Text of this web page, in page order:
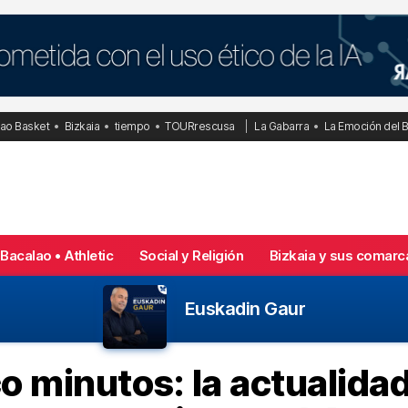
Basket Bizkaia tiempo TOURrescusa La Gabarra La Emoción del
Bacalao • Athletic Social y Religión Bizkaia y sus
Euskadin Gaur
minutos: la